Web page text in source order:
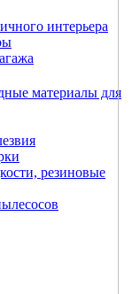
интерьера
материалы для
резиновые